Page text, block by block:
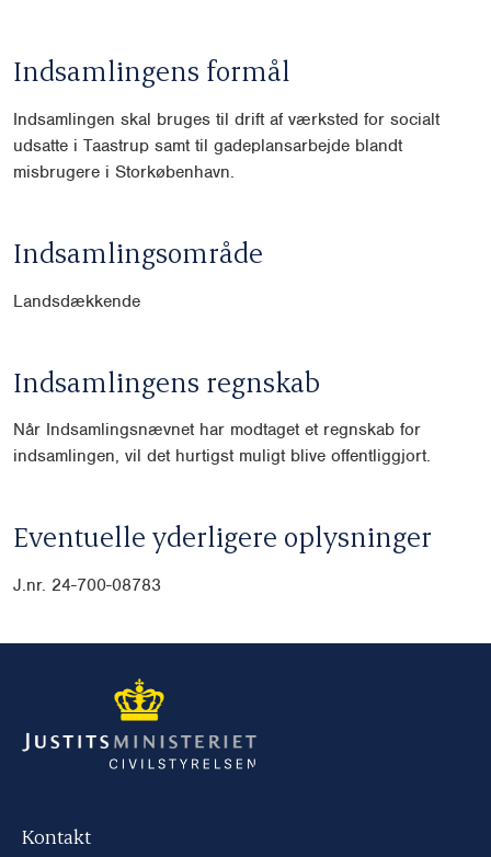
Indsamlingens formål
Indsamlingen skal bruges til drift af værksted for socialt
udsatte i Taastrup samt til gadeplansarbejde blandt
misbrugere i Storkøbenhavn.
Indsamlingsområde
Landsdækkende
Indsamlingens regnskab
Når Indsamlingsnævnet har modtaget et regnskab for
indsamlingen, vil det hurtigst muligt blive offentliggjort.
Eventuelle yderligere oplysninger
J.nr. 24-700-08783
Kontakt